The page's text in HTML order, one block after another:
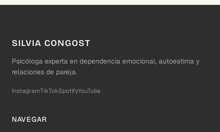
SILVIA CONGOST
Psicóloga experta en dependencia emocional, autoestima y
relaciones de pareja.
InstagramTikTokSpotifyYouTube
NAVEGAR